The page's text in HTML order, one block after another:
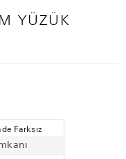
YÜZÜK
Farksız